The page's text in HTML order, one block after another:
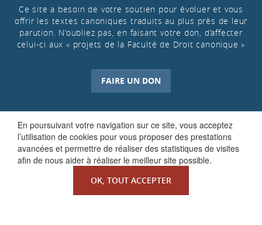
En poursuivant votre navigation sur ce site, vous acceptez
l’utilisation de cookies pour vous proposer des prestations
avancées et permettre de réaliser des statistiques de visites
afin de nous aider à réaliser le meilleur site possible.
OK, TOUT ACCEPTER
Ce site a besoin de votre soutien pour évoluer et vous
offrir les textes canoniques traduits au plus près de leur
parution. N’oubliez pas, en faisant votre don, d’affecter
celui-ci aux « projets de la Faculté de Droit canonique »
FAIRE UN DON